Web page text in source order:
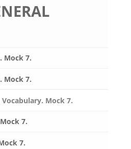
Mock 7.
Mock 7.
Mock 7.
7.
7.